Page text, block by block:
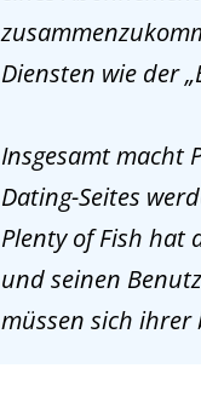
Diensten wie der
Insgesamt macht
Dating-Seites
Plenty of Fish hat
und seinen
müssen sich ihrer